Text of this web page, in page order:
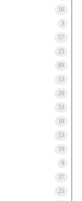
16
3
57
25
89
13
20
53
10
53
19
9
37
25